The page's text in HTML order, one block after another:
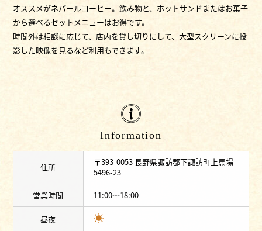
オススメがネパールコーヒー。飲み物と、ホットサンドまたはお菓子
から選べるセットメニューはお得です。
時間外は相談に応じて、店内を貸し切りにして、大型スクリーンに投
影した映像を見るなど利用もできます。
Information
住所
〒393-0053 長野県諏訪郡下諏訪町上馬場
5496-23
営業時間 11:00〜18:00
昼夜